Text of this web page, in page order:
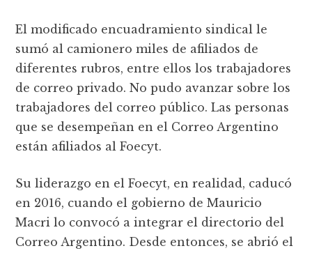
El modificado encuadramiento sindical le
sumó al camionero miles de afiliados de
diferentes rubros, entre ellos los trabajadores
de correo privado. No pudo avanzar sobre los
trabajadores del correo público. Las personas
que se desempeñan en el Correo Argentino
están afiliados al Foecyt.
Su liderazgo en el Foecyt, en realidad, caducó
en 2016, cuando el gobierno de Mauricio
Macri lo convocó a integrar el directorio del
Correo Argentino. Desde entonces, se abrió el